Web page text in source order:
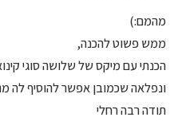
מהמם:)
ממש פשוט להכנה,
ונפלאה שכמובן אפשר להוסיף לה
תודה רבה רחלי